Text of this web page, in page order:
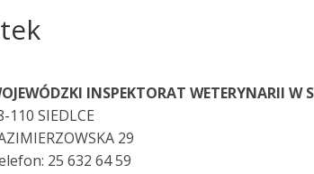
INSPEKTORAT WETERYNARII W
110 SIEDLCE
29
25 632 64 59